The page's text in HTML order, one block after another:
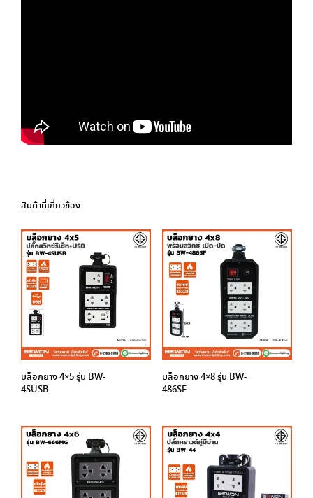
สินค้าที่เกี่ยวข้อง
บล็อกยาง 4×5 รุ่น BW-
4SUSB
บล็อกยาง 4×8 รุ่น BW-
486SF